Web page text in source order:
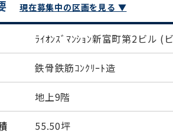
現在募集中の区画を見る ▼
ﾗｲｵﾝｽﾞﾏﾝｼｮﾝ新富町第2ビル (
鉄骨鉄筋ｺﾝｸﾘｰﾄ造
地上9階
55.50坪